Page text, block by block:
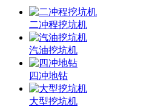
二冲程挖坑机
汽油挖坑机
四冲地钻
大型挖坑机